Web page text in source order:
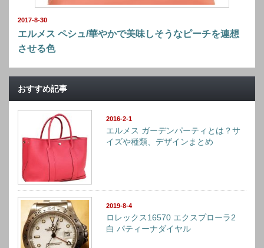
2017-8-30
エルメス ペシュ/華やかで美味しそうなピーチを連想
させる色
おすすめ記事
2016-2-1
エルメス ガーデンパーティとは？サ
イズや種類、デザインまとめ
2019-8-4
ロレックス16570 エクスプローラ2
白 パティーナダイヤル